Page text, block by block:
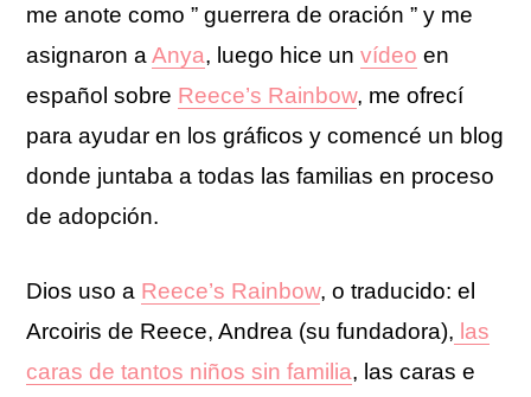
me anote como ” guerrera de oración ” y me
asignaron aAnya, luego hice unvídeo en
español sobre Reece’s Rainbow, me ofrecí
para ayudar en los gráficos y comencé un blog
donde juntaba a todas las familias en proceso
de adopción.
Dios uso a Reece’s Rainbow, o traducido: el
Arcoiris de Reece, Andrea (su fundadora), las
caras de tantos niños sin familia, las caras e